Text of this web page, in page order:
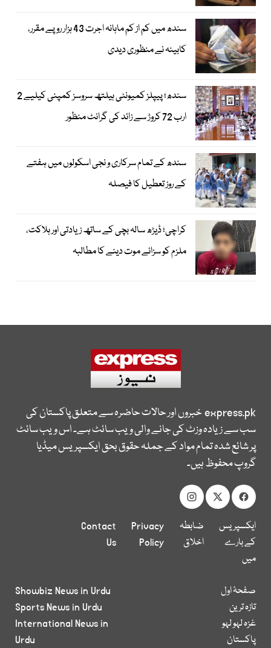
سندھ میں کم از کم ماہانہ اجرت 43 ہزار روپے مقرر،
کابینہ نے منظوری دیدی
سندھ؛ پیپلز کمیونٹی ہیلتھ سروسز کمپنی کیلیے 2
ارب 72 کروڑ سے زائد کی گرانٹ منظور
سندھ کے تمام سرکاری و نجی اسکولوں میں ہفتے
کے روز تعطیل کا فیصلہ
کراچی؛ ڈیڑھ سالہ بچی کے ساتھ زیادتی اور ہلاکت،
ملزم کو سزائے موت دینے کا مطالبہ
express.pkخبروں اور حالات حاضرہ سے متعلق پاکستان کی
سب سے زیادہ وزٹ کی جانے والی ویب سائٹ ہے۔ اس ویب سائٹ
پر شائع شدہ تمام مواد کے جملہ حقوق بحق ایکسپریس میڈیا
گروپ محفوظ ہیں۔
ایکسپریس
کے بارے
میں
ضابطہ
اخلاق
Privacy
Policy
Contact
Us
صفحۂ اول
تازہ ترین
غزہ لہو لہو
پاکستان
Showbiz News in Urdu
Sports News in Urdu
International News in
Urdu